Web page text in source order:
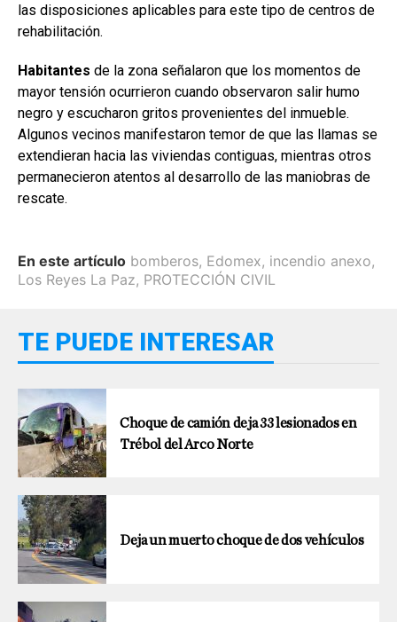
las disposiciones aplicables para este tipo de centros de
rehabilitación.
Habitantes de la zona señalaron que los momentos de
mayor tensión ocurrieron cuando observaron salir humo
negro y escucharon gritos provenientes del inmueble.
Algunos vecinos manifestaron temor de que las llamas se
extendieran hacia las viviendas contiguas, mientras otros
permanecieron atentos al desarrollo de las maniobras de
rescate.
En este artículo bomberos, Edomex, incendio anexo,
Los Reyes La Paz, PROTECCIÓN CIVIL
TE PUEDE INTERESAR
Choque de camión deja 33 lesionados en
Trébol del Arco Norte
Deja un muerto choque de dos vehículos